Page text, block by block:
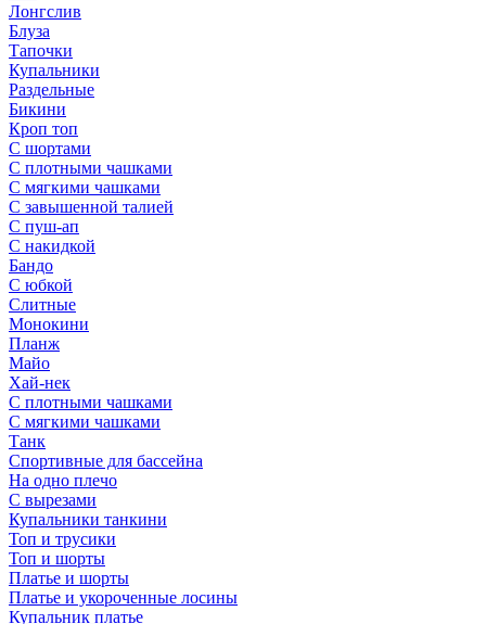
Лонгслив
Блуза
Тапочки
Купальники
Раздельные
Бикини
Кроп топ
С шортами
С плотными чашками
С мягкими чашками
С завышенной талией
С пуш-ап
С накидкой
Бандо
С юбкой
Слитные
Монокини
Планж
Майо
Хай-нек
С плотными чашками
С мягкими чашками
Танк
Спортивные для бассейна
На одно плечо
С вырезами
Купальники танкини
Топ и трусики
Топ и шорты
Платье и шорты
Платье и укороченные лосины
Купальник платье